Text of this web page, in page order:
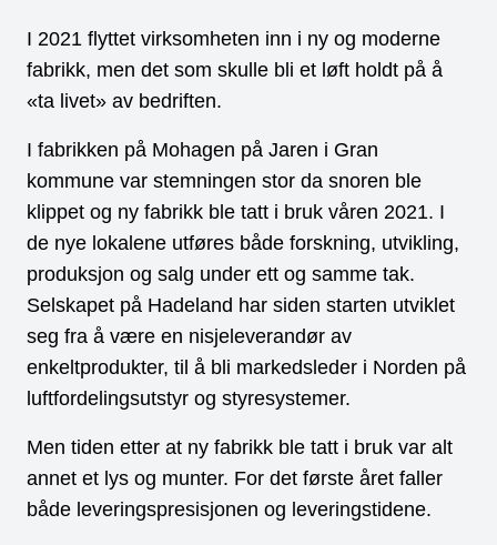
I 2021 flyttet virksomheten inn i ny og moderne
fabrikk, men det som skulle bli et løft holdt på å
«ta livet» av bedriften.
I fabrikken på Mohagen på Jaren i Gran
kommune var stemningen stor da snoren ble
klippet og ny fabrikk ble tatt i bruk våren 2021. I
de nye lokalene utføres både forskning, utvikling,
produksjon og salg under ett og samme tak.
Selskapet på Hadeland har siden starten utviklet
seg fra å være en nisjeleverandør av
enkeltprodukter, til å bli markedsleder i Norden på
luftfordelingsutstyr og styresystemer.
Men tiden etter at ny fabrikk ble tatt i bruk var alt
annet et lys og munter. For det første året faller
både leveringspresisjonen og leveringstidene.